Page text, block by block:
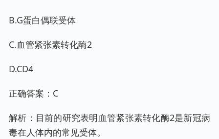
B.G蛋白偶联受体
C.血管紧张素转化酶2
D.CD4
正确答案：C
解析：目前的研究表明血管紧张素转化酶2是新冠病
毒在人体内的常见受体。